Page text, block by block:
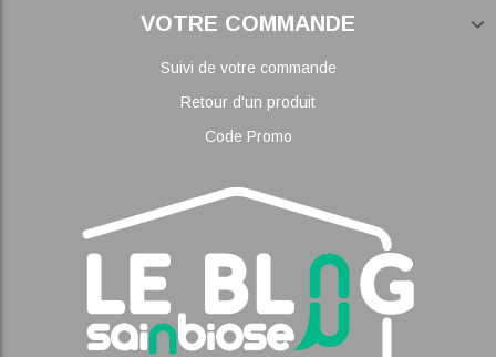
VOTRE COMMANDE
Suivi de votre commande
Retour d'un produit
Code Promo